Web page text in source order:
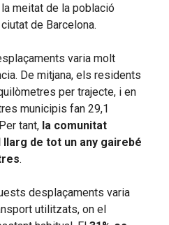
meitat de la població
de Barcelona.
varia molt
De mitjana, els residents
per trajecte, i en
municipis fan 29,1
tant, la comunitat
de tot un any gairebé
.
desplaçaments varia
utilitzats, on el